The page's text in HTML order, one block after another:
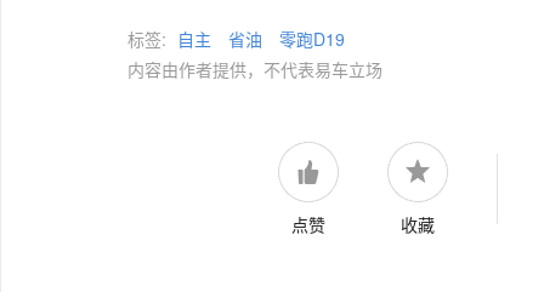
标签: 自主 省油
零跑D19
内容由作者提供，不代表易车立场
点赞 收藏